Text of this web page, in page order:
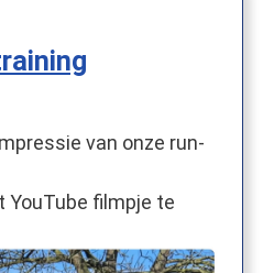
van onze run-
YouTube filmpje te